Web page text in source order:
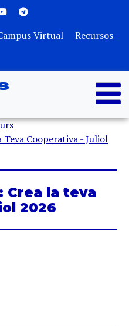
Virtual Recursos
Cooperativa - Juliol
Crea la teva
2026